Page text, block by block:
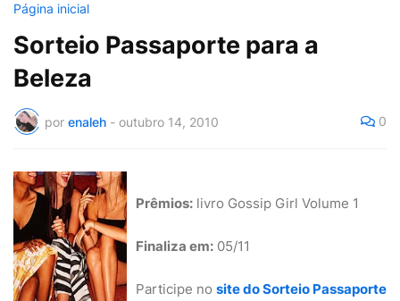
Página inicial
Sorteio Passaporte para a
Beleza
por enaleh - outubro 14, 2010 0
Prêmios: livro Gossip Girl Volume 1
Finaliza em: 05/11
Participe no site do Sorteio Passaporte